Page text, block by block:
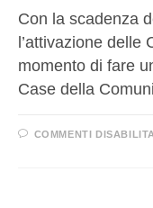
Con la scadenza
l’attivazione delle
momento di fare
Case della
COMMENTI